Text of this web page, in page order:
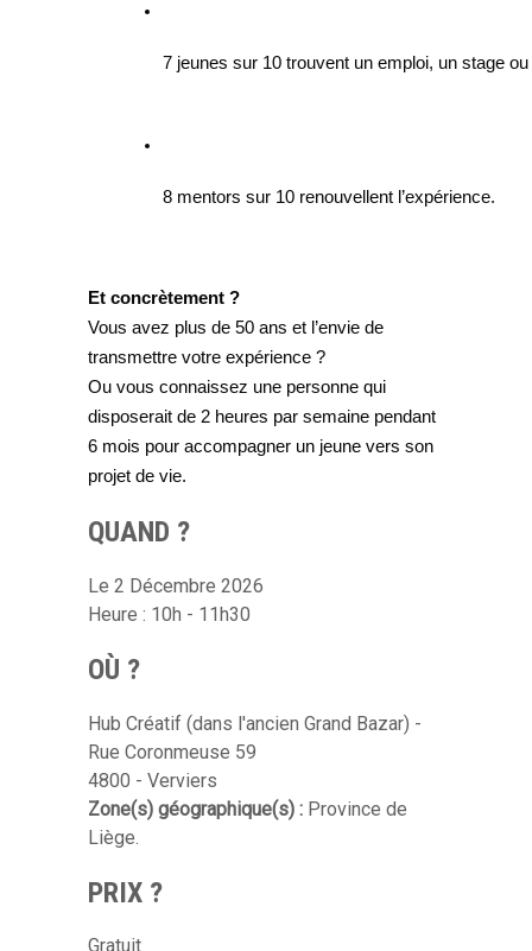
7 jeunes sur 10 trouvent un emploi, un stage
8 mentors sur 10 renouvellent l’expérience.
Et concrètement ?
Vous avez plus de 50 ans et l’envie de
transmettre votre expérience ?
Ou vous connaissez une personne qui
disposerait de 2 heures par semaine pendant
6 mois pour accompagner un jeune vers son
projet de vie.
QUAND ?
Le 2 Décembre 2026
Heure : 10h - 11h30
OÙ ?
Hub Créatif (dans l'ancien Grand Bazar) -
Rue Coronmeuse 59
4800 - Verviers
Zone(s) géographique(s) : Province de
Liège.
PRIX ?
Gratuit